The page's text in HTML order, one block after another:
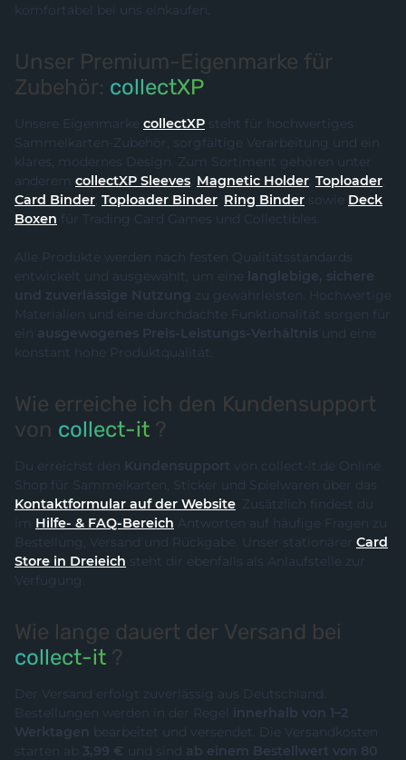
komfortabel bei uns einkaufen.
Unser Premium-Eigenmarke für
Zubehör: collectXP
Unsere Eigenmarke collectXP steht für hochwertiges
Sammelkarten-Zubehör, sorgfältige Verarbeitung und ein
klares, modernes Design. Zum Sortiment gehören unter
anderem collectXP Sleeves, Magnetic Holder, Toploader,
Card Binder, Toploader Binder, Ring Binder sowie Deck
Boxen für Trading Card Games und Collectibles.
Alle Produkte werden nach festen Qualitätsstandards
entwickelt und ausgewählt, um eine langlebige, sichere
und zuverlässige Nutzung zu gewährleisten. Hochwertige
Materialien und eine durchdachte Funktionalität sorgen für
ein ausgewogenes Preis-Leistungs-Verhältnis und eine
konstant hohe Produktqualität.
Wie erreiche ich den Kundensupport
von collect-it ?
Du erreichst den Kundensupport von collect-it.de Online
Shop für Sammelkarten, Sticker und Spielwaren über das
Kontaktformular auf der Website. Zusätzlich findest du
im Hilfe- & FAQ-Bereich Antworten auf häufige Fragen zu
Bestellung, Versand und Rückgabe. Unser stationärer Card
Store in Dreieich steht dir ebenfalls als Anlaufstelle zur
Verfügung.
Wie lange dauert der Versand bei
collect-it ?
Der Versand erfolgt zuverlässig aus Deutschland.
Bestellungen werden in der Regel innerhalb von 1–2
Werktagen bearbeitet und versendet. Die Versandkosten
starten ab 3,99 € und sind ab einem Bestellwert von 80